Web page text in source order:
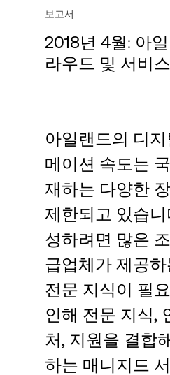
전문성 및 리소스
Language
로그인
보고서
2018년 4월: 아
라우드 및 서비
아일랜드의 디
메이션 속도는
재하는 다양한
제한되고 있습
성하려면 많은
급업체가 제공
전문 지식이 필
인해 전문 지식,
처, 지원을 결합
하는 매니지드